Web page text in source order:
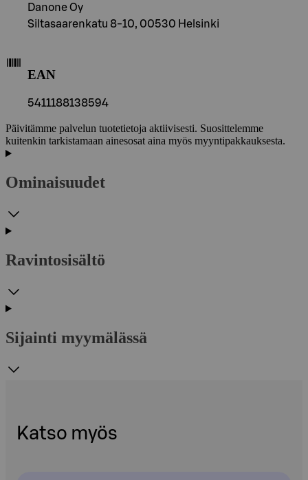
Danone Oy
Siltasaarenkatu 8-10, 00530 Helsinki
EAN
5411188138594
Päivitämme palvelun tuotetietoja aktiivisesti. Suosittelemme
kuitenkin tarkistamaan ainesosat aina myös myyntipakkauksesta.
Ominaisuudet
Ravintosisältö
Sijainti myymälässä
Katso myös